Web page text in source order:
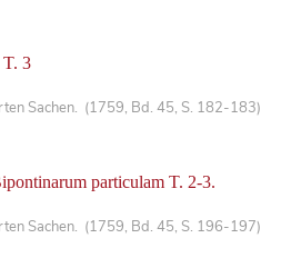
3
Sachen. (1759, Bd. 45, S. 182-183)
particulam T. 2-3.
Sachen. (1759, Bd. 45, S. 196-197)